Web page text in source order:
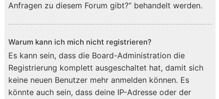
Anfragen zu diesem Forum gibt?“ behandelt werden.
Warum kann ich mich nicht registrieren?
Es kann sein, dass die Board-Administration die
Registrierung komplett ausgeschaltet hat, damit sich
keine neuen Benutzer mehr anmelden können. Es
könnte auch sein, dass deine IP-Adresse oder der